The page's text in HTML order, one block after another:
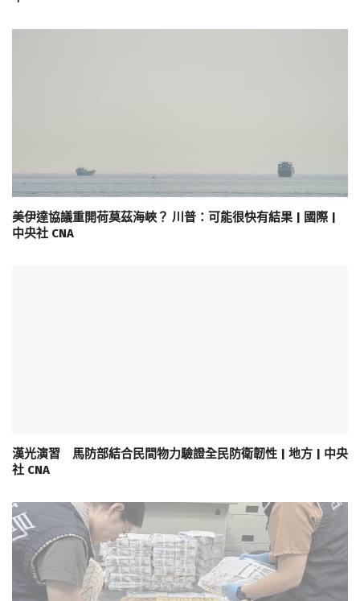
美伊達協議重開荷莫茲海峽？ 川普：可能很快有結果 | 國際 |
中央社 CNA
漢光演習 馬防部結合民間物力驗證全民防衛韌性 | 地方 | 中央
社 CNA